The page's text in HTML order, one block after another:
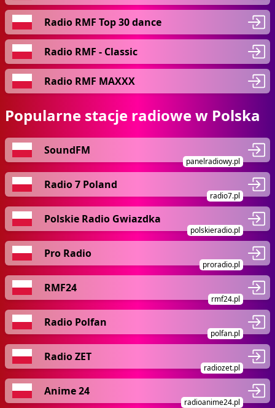
Radio RMF Top 30 dance
Radio RMF - Classic
Radio RMF MAXXX
Popularne stacje radiowe w Polska
SoundFM
panelradiowy.pl
Radio 7 Poland
radio7.pl
Polskie Radio Gwiazdka
polskieradio.pl
Pro Radio
proradio.pl
RMF24
rmf24.pl
Radio Polfan
polfan.pl
Radio ZET
radiozet.pl
Anime 24
radioanime24.pl